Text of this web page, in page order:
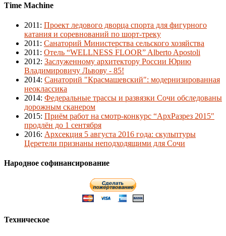
Time Machine
2011 : Проект ледового дворца спорта для фигурного
катания и соревнований по шорт-треку
2011 : Санаторий Министерства сельского хозяйства
2011 : Отель “WELLNESS FLOOR” Alberto Apostoli
2012: Заслуженному архитектору России Юрию
Владимировичу Львову - 85!
2014: Санаторий "Красмашевский": модернизированная
неоклассика
2014: Федеральные трассы и развязки Сочи обследованы
дорожным сканером
2015: Приём работ на смотр-конкурс “АрхРазрез 2015″
продлён до 1 сентября
2016: Архсекция 5 августа 2016 года: скульптуры
Церетели признаны неподходящими для Сочи
Народное софинансирование
Техническое